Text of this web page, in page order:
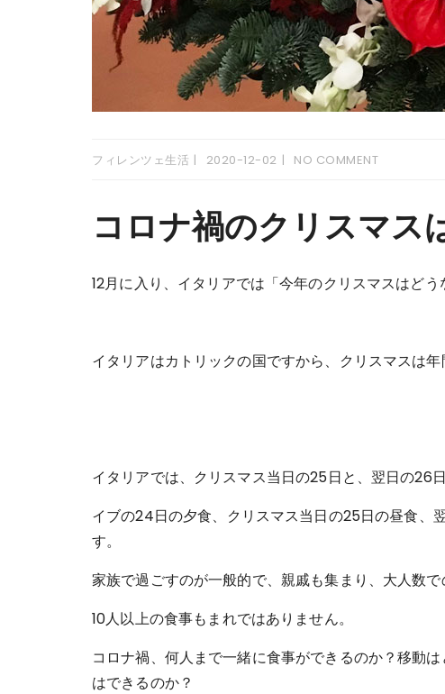
フィレンツェ生活 2020-12-02 NO COMMENT
コロナ禍のクリスマス
12月に入り、イタリアでは「今年のクリスマスはどう
イタリアはカトリックの国ですから、クリスマスは年
イタリアでは、クリスマス当日の25日と、翌日の26日
イブの24日の夕食、クリスマス当日の25日の昼食、
す。
家族で過ごすのが一般的で、親戚も集まり、大人数で
10人以上の食事もまれではありません。
コロナ禍、何人まで一緒に食事ができるのか？移動
はできるのか？